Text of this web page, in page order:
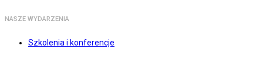
NASZE WYDARZENIA
Szkolenia i konferencje